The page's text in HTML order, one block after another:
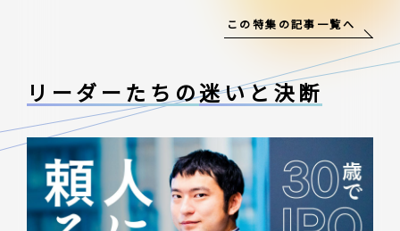
この特集の記事一覧へ
リーダーたちの迷いと決断